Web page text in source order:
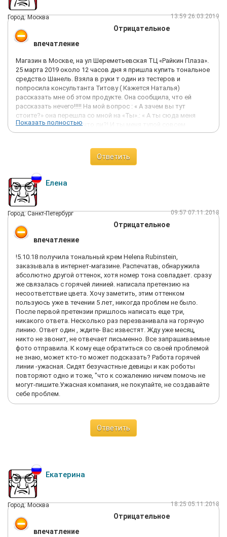
Город: Москва 13:59 26.03.2019
Отрицательное
впечатление
Магазин в Москве, на ул Шереметьевская ТЦ «Райкин Плаза».
25 марта 2019 около 12 часов дня я пришла купить тональное
средство Шанель. Взяла в руки т один из тестеров и
попросила консультанта Титову ( Кажется Наталья)
рассказать мне об этом продукте. Она сообщила, что ей
рассказать нечего!!!!! На мой вопрос : « А зачем вы тут
стоите?» она перешла со мной на «Ты».: « А ты сюда меня
тестировать пришла что ли?! И ты меня тупой совсем
считаешь? » Я сообщила, что не склонна делать столь
дословно: « Да пошла ты…» После чего этот "консультан"
удалилась в подсобку. Разговор происходил в присутствии
покупателем. На помощь пришла администратор, которая
находилась за кассой. Она мне все рассказала про
тональные средства Шанель, которые я в результате купила.
Просьба оградить от людей агрессивный персонал, ничего не
знающий о товаре в магазине и который даже не в состоянии
открыть инструкцию на руссом языке в коробочке.
Показать полностью
Ответить
Елена
Город: Санкт-Петербург 09:57 07.11.2018
Отрицательное
впечатление
!5.10.18 получила тональный крем Helena Rubinstein,
заказывала в интернет-магазине. Распечатав, обнаружила
абсолютно другой оттенок, хотя номер тона совпадает. сразу
же связалась с горячей линией. написала претензию на
несоответствие цвета. Хочу заметить, этим оттенком
пользуюсь уже в течении 5 лет, никогда проблем не было.
После первой претензии пришлось написать еще три,
никакого ответа. Несколько раз перезванивала на горячую
линию. Ответ один , ждите- Вас известят. Жду уже месяц,
никто не звонит, не отвечает письменно. Все запрашиваемые
фото отправила. К кому еще обратиться со своей проблемой
не знаю, может кто-то может подсказать? Работа горячей
линии -ужасная. Сидят безучастные девицы и как роботы
повторяют одно и тоже, "что к сожалению ничем помочь не
могут-пишите.Ужасная компания, не покупайте, не создавайте
себе проблем.
Ответить
Екатерина
Город: Москва 18:25 05.11.2018
Отрицательное
впечатление